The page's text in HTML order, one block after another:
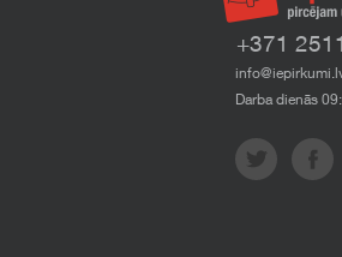
+371
Darba dienās